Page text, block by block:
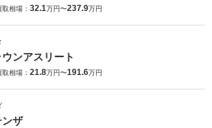
相場： 32.1万円〜237.9万円
ンアスリート
相場： 21.8万円〜191.6万円
ンザ